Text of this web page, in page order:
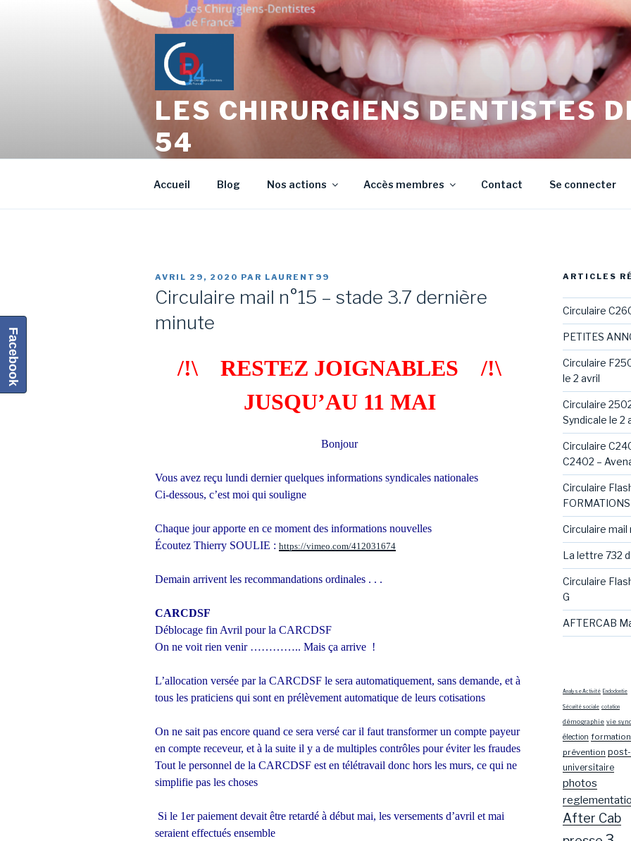
LES CHIRURGIENS DENTISTES
54
Accueil Blog Nos actions Accès membres Contact Se connecter
PUBLIÉ
AVRIL 29, 2020 PAR LAURENT99
Circulaire mail n°15 – stade 3.7 dernière
minute
/!\ RESTEZ JOIGNABLES/!\
JUSQU’AU 11 MAI
Bonjour
Vous avez reçu lundi dernier quelques informations syndicales nationales
Ci-dessous, c’est moi qui souligne
Chaque jour apporte en ce moment des informations nouvelles
Écoutez Thierry SOULIE : https://vimeo.com/412031674
Demain arrivent les recommandations ordinales . . .
CARCDSF
Déblocage fin Avril pour la CARCDSF
On ne voit rien venir ………….. Mais ça arrive !
L’allocation versée par la CARCDSF le sera automatiquement, sans demande, et à
tous les praticiens qui sont en prélèvement automatique de leurs cotisations
On ne sait pas encore quand ce sera versé car il faut transformer un compte payeur
en compte receveur, et à la suite il y a de multiples contrôles pour éviter les fraudes
Tout le personnel de la CARCDSF est en télétravail donc hors les murs, ce qui ne
simplifie pas les choses
Si le 1er paiement devait être retardé à début mai, les versements d’avril et mai
seraient effectués ensemble
ARTICLES
Circulaire
PETITES
Circulaire
le 2 avril
Circulaire
Syndicale le 2
Circulaire
C2402 –
Circulaire
Circulaire mail
La lettre 732
Circulaire
G
AFTERCAB
Analyse Activité Endodontie
Sécurité sociale cotation
démographie vie
élection formation
prévention post-
universitaire
photos
After Cab
Facebook